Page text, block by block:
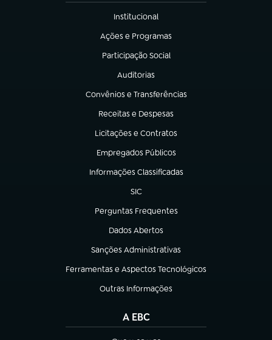
Institucional
(abre em nova aba)
Ações e Programas
(abre em nova aba)
Participação Social
(abre em nova aba)
Auditorias
(abre em nova aba)
Convênios e Transferências
(abre em nova aba)
Receitas e Despesas
(abre em nova aba)
Licitações e Contratos
(abre em nova aba)
Empregados Públicos
(abre em nova aba)
Informações Classificadas
(abre em nova aba)
SIC
(abre em nova aba)
Perguntas Frequentes
(abre em nova aba)
Dados Abertos
(abre em nova aba)
Sanções Administrativas
(abre em nova aba)
Ferramentas e Aspectos Tecnológicos
(abre em nova aba)
Outras Informações
(abre em nova aba)
A EBC